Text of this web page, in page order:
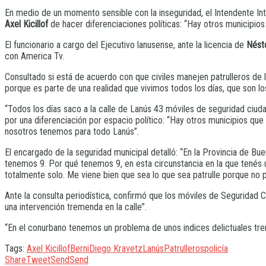
En medio de un momento sensible con la inseguridad, el Intendente
Axel Kicillofde hacer diferenciaciones políticas: “Hay otros
El funcionario a cargo del Ejecutivo lanusense, ante la licencia de
con America Tv.
Consultado si está de acuerdo con que civiles manejen patrulleros
porque es parte de una realidad que vivimos todos los días, que son
“Todos los días saco a la calle de Lanús 43 móviles de seguridad
por una diferenciación por espacio político: “Hay otros municipios
nosotros tenemos para todo Lanús”.
El encargado de la seguridad municipal detalló: “En la Provincia de
tenemos 9. Por qué tenemos 9, en esta circunstancia en la que
totalmente solo. Me viene bien que sea lo que sea patrulle porque no
Ante la consulta periodística, confirmó que los móviles de Seguridad
una intervención tremenda en la calle”.
“En el conurbano tenemos un problema de unos indices delictuales
Tags: Axel KicillofBerni Diego Kravetz Lanús Patrullerospolicía
ShareTweetSendSend